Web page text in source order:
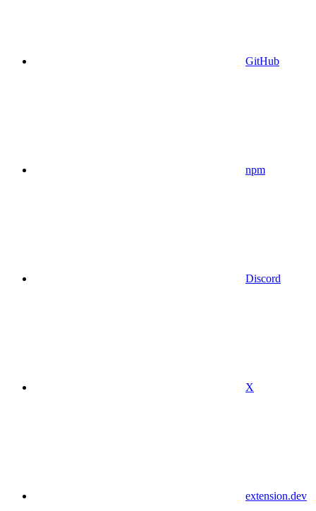
GitHub
npm
Discord
X
extension.dev